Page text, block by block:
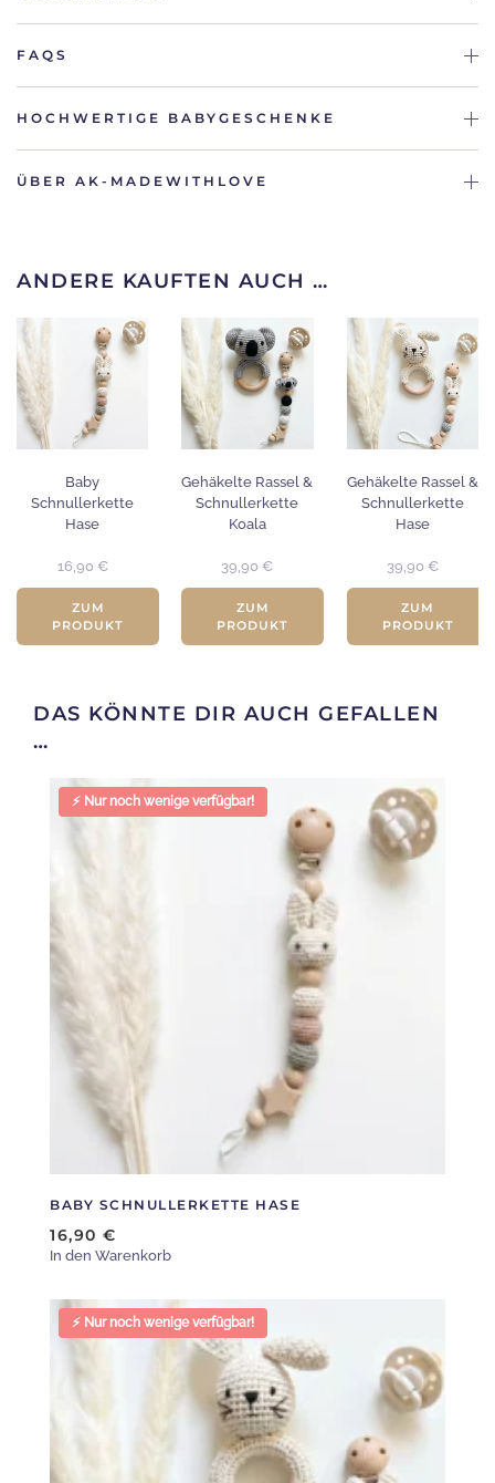
FAQS
HOCHWERTIGE BABYGESCHENKE
ÜBER AK-MADEWITHLOVE
ANDERE KAUFTEN AUCH …
Baby
Schnullerkette
Hase
16,90 €
ZUM
PRODUKT
Gehäkelte Rassel &
Schnullerkette
Koala
39,90€
ZUM
PRODUKT
Gehäkelte Rassel &
Schnullerkette
Hase
39,90 €
ZUM
PRODUKT
DAS KÖNNTE DIR AUCH GEFALLEN
…
⚡ Nur noch wenige verfügbar!
BABY SCHNULLERKETTE HASE
16,90 €
In den Warenkorb
⚡ Nur noch wenige verfügbar!